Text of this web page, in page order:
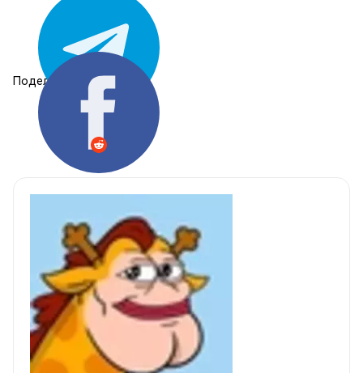
Поделиться: